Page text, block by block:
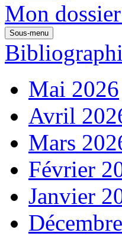
Mon dossier
Sous-menu
Mai 2026
Avril
Mars
Février
Janvier